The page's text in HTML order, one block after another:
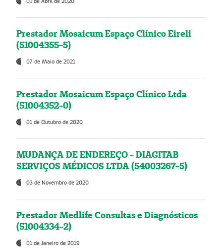
Prestador Mosaicum Espaço Clínico Eireli
(51004355-5)
07 de Maio de 2021
Prestador Mosaicum Espaço Clínico Ltda
(51004352-0)
01 de Outubro de 2020
MUDANÇA DE ENDEREÇO - DIAGITAB
SERVIÇOS MÉDICOS LTDA (54003267-5)
03 de Novembro de 2020
Prestador Medlife Consultas e Diagnósticos
(51004334-2)
01 de Janeiro de 2019